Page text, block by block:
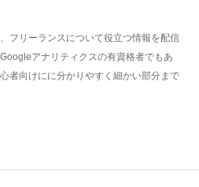
フリーランスについて役立つ情報を配信
アナリティクスの有資格者でもあ
者向けにに分かりやすく細かい部分まで